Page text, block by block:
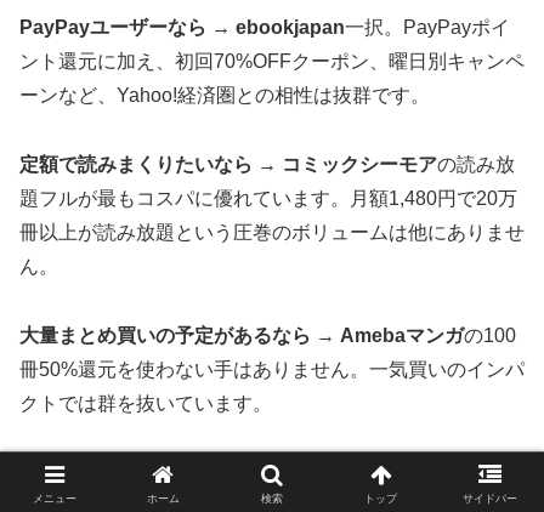
PayPayユーザーなら → ebookjapan一択。PayPayポイ
ント還元に加え、初回70%OFFクーポン、曜日別キャンペ
ーンなど、Yahoo!経済圏との相性は抜群です。
定額で読みまくりたいなら → コミックシーモアの読み放
題フルが最もコスパに優れています。月額1,480円で20万
冊以上が読み放題という圧巻のボリュームは他にありませ
ん。
大量まとめ買いの予定があるなら → Amebaマンガの100
冊50%還元を使わない手はありません。一気買いのインパ
クトでは群を抜いています。
メニュー ホーム 検索 トップ サイドバー